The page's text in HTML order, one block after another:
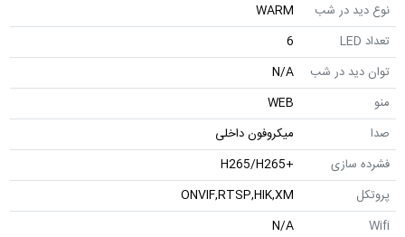
نوع دید در شب
WARM
تعداد LED
6
توان دید در شب
N/A
منو
WEB
صدا
میکروفون داخلی
فشرده سازی
+H265/H265
پروتکل
ONVIF,RTSP,HIK,XM
Wifi
N/A